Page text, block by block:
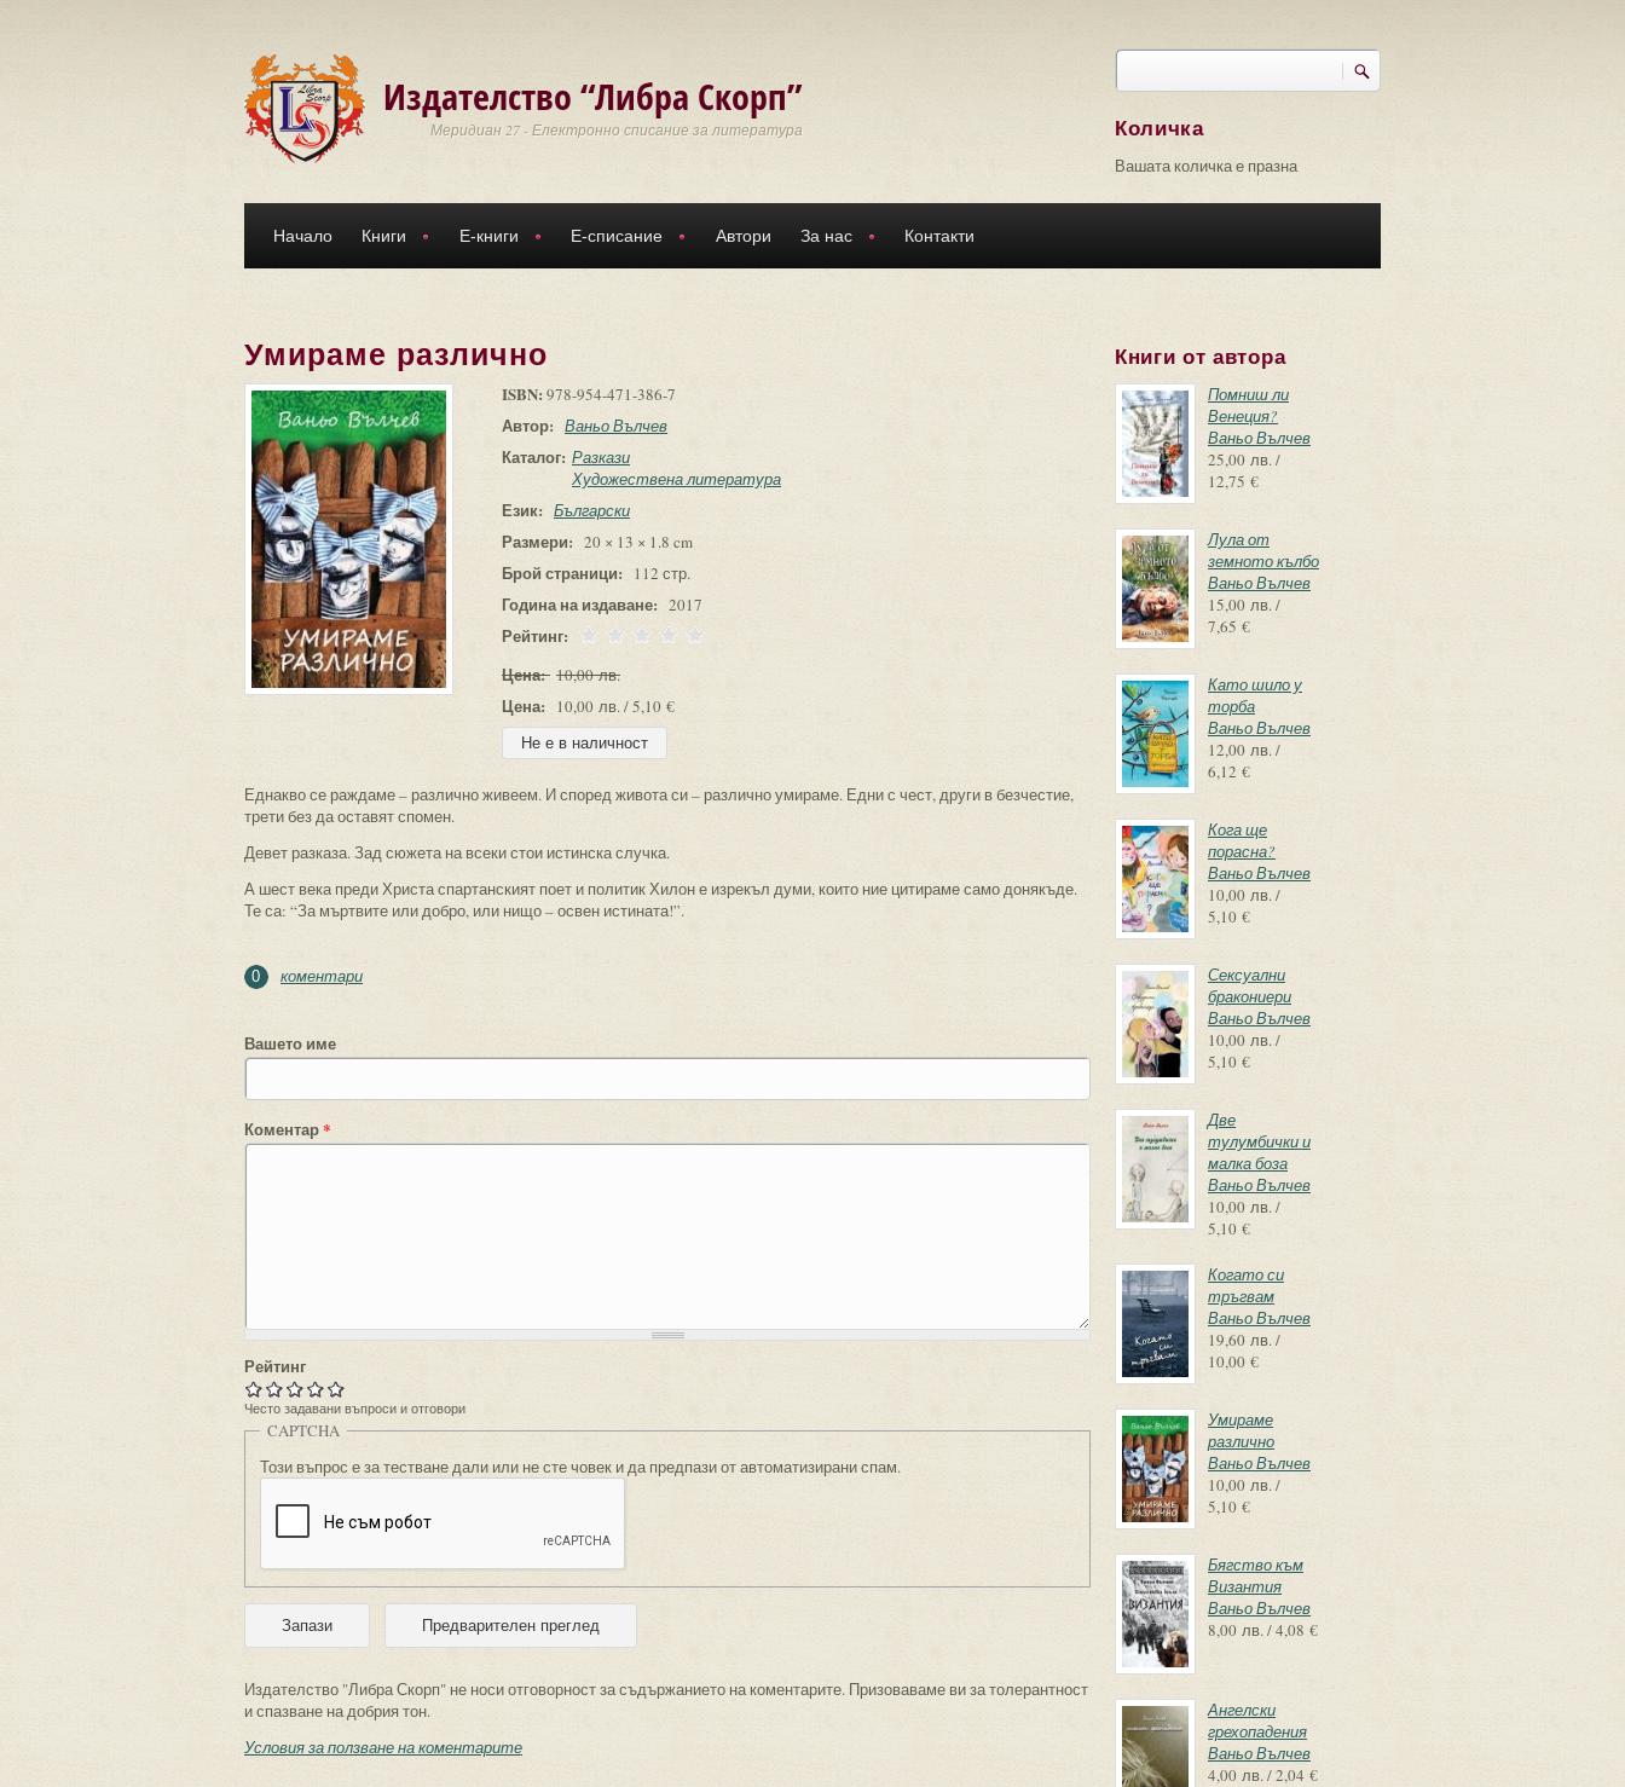
Издателство “Либра Скорп”
Меридиан 27 - Електронно списание за литература
Търси
Количка
Вашата количка е празна
Начало Книги Е-книги Е-списание Автори За нас Контакти
Умираме различно
ISBN: 978-954-471-386-7
Автор: Ваньо Вълчев
Каталог: Разкази
Художествена литература
Език: Български
Размери: 20 × 13 × 1.8 cm
Брой страници: 112 стр.
Година на издаване: 2017
Рейтинг:
Цена: 10,00 лв.
Цена: 10,00 лв. / 5,10 €
Еднакво се раждаме – различно живеем. И според живота си – различно умираме. Едни с чест, други в безчестие,
трети без да оставят спомен.
Девет разказа. Зад сюжета на всеки стои истинска случка.
А шест века преди Христа спартанският поет и политик Хилон е изрекъл думи, които ние цитираме само донякъде.
Те са: “За мъртвите или добро, или нищо – освен истината!”.
0 коментари
Вашето име
Коментар*
Рейтинг
Често задавани въпроси и отговори
CAPTCHA
Този въпрос е за тестване дали или не сте човек и да предпази от автоматизирани спам.
Издателство "Либра Скорп" не носи отговорност за съдържанието на коментарите. Призоваваме ви за толерантност
и спазване на добрия тон.
Условия за ползване на коментарите
Книги от автора
Помниш ли
Венеция?
Ваньо Вълчев
25,00 лв. /
12,75 €
Лула от
земното кълбо
Ваньо Вълчев
15,00 лв. /
7,65 €
Като шило у
торба
Ваньо Вълчев
12,00 лв. /
6,12 €
Кога ще
порасна?
Ваньо Вълчев
10,00 лв. /
5,10 €
Сексуални
бракониери
Ваньо Вълчев
10,00 лв. /
5,10 €
Две
тулумбички и
малка боза
Ваньо Вълчев
10,00 лв. /
5,10 €
Когато си
тръгвам
Ваньо Вълчев
19,60 лв. /
10,00 €
Умираме
различно
Ваньо Вълчев
10,00 лв. /
5,10 €
Бягство към
Византия
Ваньо Вълчев
8,00 лв. / 4,08 €
Ангелски
грехопадения
Ваньо Вълчев
4,00 лв. / 2,04 €